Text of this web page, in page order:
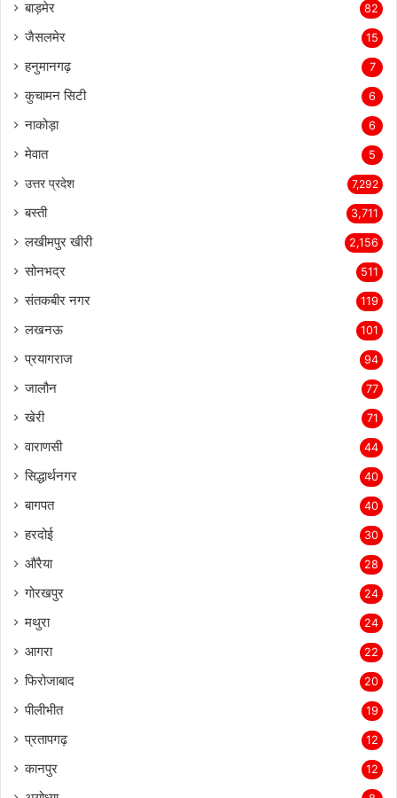
बाड़मेर 82
जैसलमेर 15
हनुमानगढ़ 7
कुचामन सिटी 6
नाकोड़ा 6
मेवात 5
उत्तर प्रदेश 7,292
बस्ती 3,711
लखीमपुर खीरी 2,156
सोनभद्र 511
संतकबीर नगर 119
लखनऊ 101
प्रयागराज 94
जालौन 77
खेरी 71
वाराणसी 44
सिद्धार्थनगर 40
बागपत 40
हरदोई 30
औरैया 28
गोरखपुर 24
मथुरा 24
आगरा 22
फिरोजाबाद 20
पीलीभीत 19
प्रतापगढ़ 12
कानपुर 12